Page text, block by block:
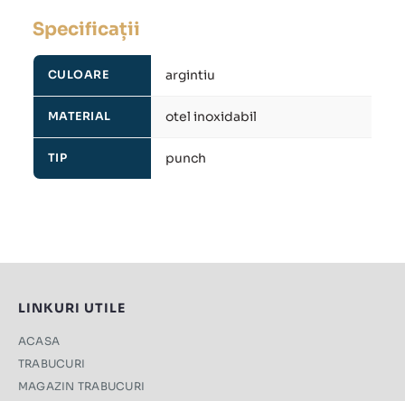
Specificații
CULOARE argintiu
MATERIAL otel inoxidabil
TIP punch
LINKURI UTILE
ACASA
TRABUCURI
MAGAZIN TRABUCURI